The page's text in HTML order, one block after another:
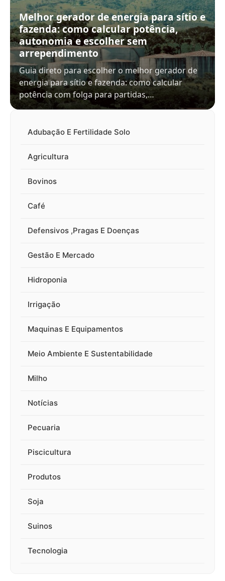
Melhor gerador de energia para sítio e
fazenda: como calcular potência,
autonomia e escolher sem
arrependimento
Guia direto para escolher o melhor gerador de
energia para sítio e fazenda: como calcular
potência com folga para partidas,…
Adubação E Fertilidade Solo
Agricultura
Bovinos
Café
Defensivos ,Pragas E Doenças
Gestão E Mercado
Hidroponia
Irrigação
Maquinas E Equipamentos
Meio Ambiente E Sustentabilidade
Milho
Notícias
Pecuaria
Piscicultura
Produtos
Soja
Suinos
Tecnologia